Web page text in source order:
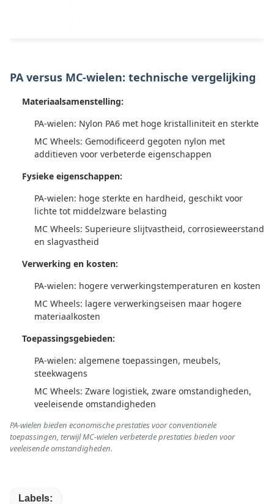
PA versus MC-wielen: technische vergelijking
Materiaalsamenstelling:
PA-wielen: Nylon PA6 met hoge kristalliniteit en sterkte
MC Wheels: Gemodificeerd gegoten nylon met
additieven voor verbeterde eigenschappen
Fysieke eigenschappen:
PA-wielen: hoge sterkte en hardheid, geschikt voor
lichte tot middelzware belasting
MC Wheels: Superieure slijtvastheid, corrosieweerstand
en slagvastheid
Verwerking en kosten:
PA-wielen: hogere verwerkingstemperaturen en kosten
MC Wheels: lagere verwerkingseisen maar hogere
materiaalkosten
Toepassingsgebieden:
PA-wielen: algemene toepassingen, meubels,
steekwagens
MC Wheels: Zware logistiek, zware omstandigheden,
veeleisende omstandigheden
PA-wielen bieden economische prestaties voor conventionele
toepassingen, terwijl MC-wielen verbeterde prestaties bieden voor
veeleisende omstandigheden.
Labels: